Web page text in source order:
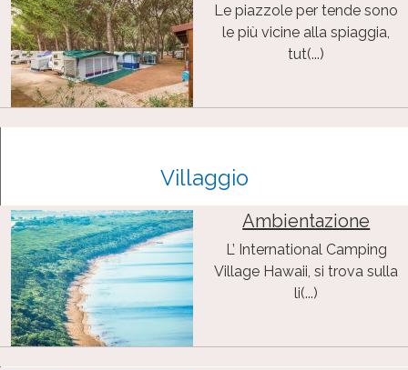
Le piazzole per tende sono
le più vicine alla spiaggia,
tut(...)
Villaggio
Ambientazione
L’ International Camping
Village Hawaii, si trova sulla
li(...)